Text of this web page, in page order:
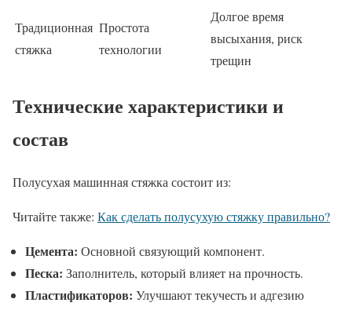
Традиционная
стяжка
Простота
технологии
Долгое время
высыхания, риск
трещин
Технические характеристики и
состав
Полусухая машинная стяжка состоит из:
Читайте также: Как сделать полусухую стяжку правильно?
Цемента: Основной связующий компонент.
Песка: Заполнитель, который влияет на прочность.
Пластификаторов: Улучшают текучесть и адгезию